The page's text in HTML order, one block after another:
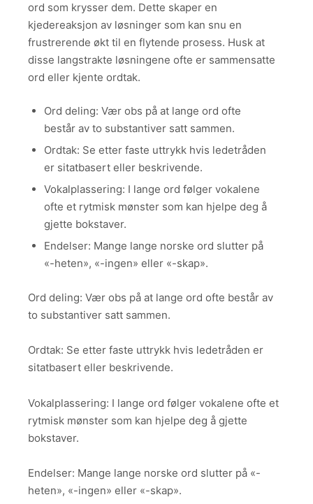
ord som krysser dem. Dette skaper en
kjedereaksjon av løsninger som kan snu en
frustrerende økt til en flytende prosess. Husk at
disse langstrakte løsningene ofte er sammensatte
ord eller kjente ordtak.
Ord deling: Vær obs på at lange ord ofte
består av to substantiver satt sammen.
Ordtak: Se etter faste uttrykk hvis ledetråden
er sitatbasert eller beskrivende.
Vokalplassering: I lange ord følger vokalene
ofte et rytmisk mønster som kan hjelpe deg å
gjette bokstaver.
Endelser: Mange lange norske ord slutter på
«-heten», «-ingen» eller «-skap».
Ord deling: Vær obs på at lange ord ofte består av
to substantiver satt sammen.
Ordtak: Se etter faste uttrykk hvis ledetråden er
sitatbasert eller beskrivende.
Vokalplassering: I lange ord følger vokalene ofte et
rytmisk mønster som kan hjelpe deg å gjette
bokstaver.
Endelser: Mange lange norske ord slutter på «-
heten», «-ingen» eller «-skap».